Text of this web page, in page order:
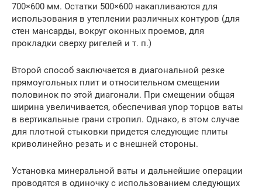
700×600 мм. Остатки 500×600 накапливаются для
использования в утеплении различных контуров (для
стен мансарды, вокруг оконных проемов, для
прокладки сверху ригелей и т. п.)
Второй способ заключается в диагональной резке
прямоугольных плит и относительном смещении
половинок по этой диагонали. При смещении общая
ширина увеличивается, обеспечивая упор торцов ваты
в вертикальные грани стропил. Однако, в этом случае
для плотной стыковки придется следующие плиты
криволинейно резать и с внешней стороны.
Установка минеральной ваты и дальнейшие операции
проводятся в одиночку с использованием следующих